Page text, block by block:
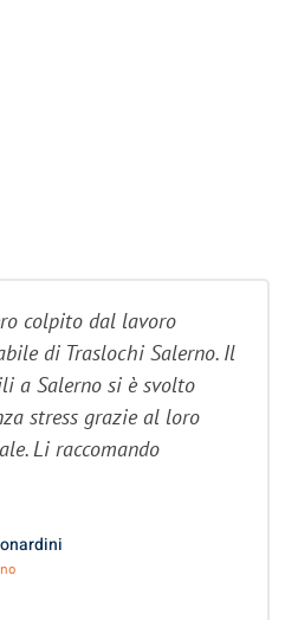
colpito dal lavoro
di Traslochi Salerno. Il
a Salerno si è svolto
stress grazie al loro
Li raccomando